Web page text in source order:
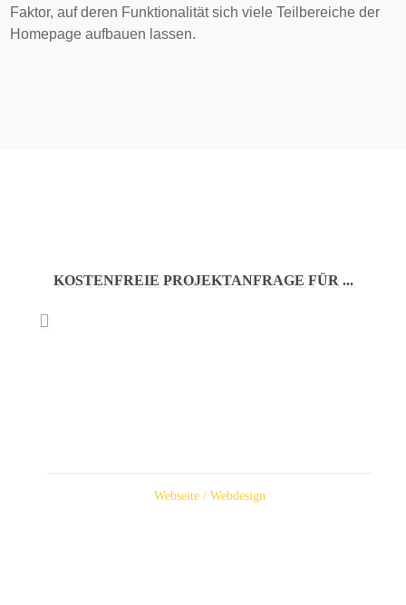
Faktor, auf deren Funktionalität sich viele Teilbereiche der
Homepage aufbauen lassen.
KOSTENFREIE PROJEKTANFRAGE FÜR ...
Webseite / Webdesign